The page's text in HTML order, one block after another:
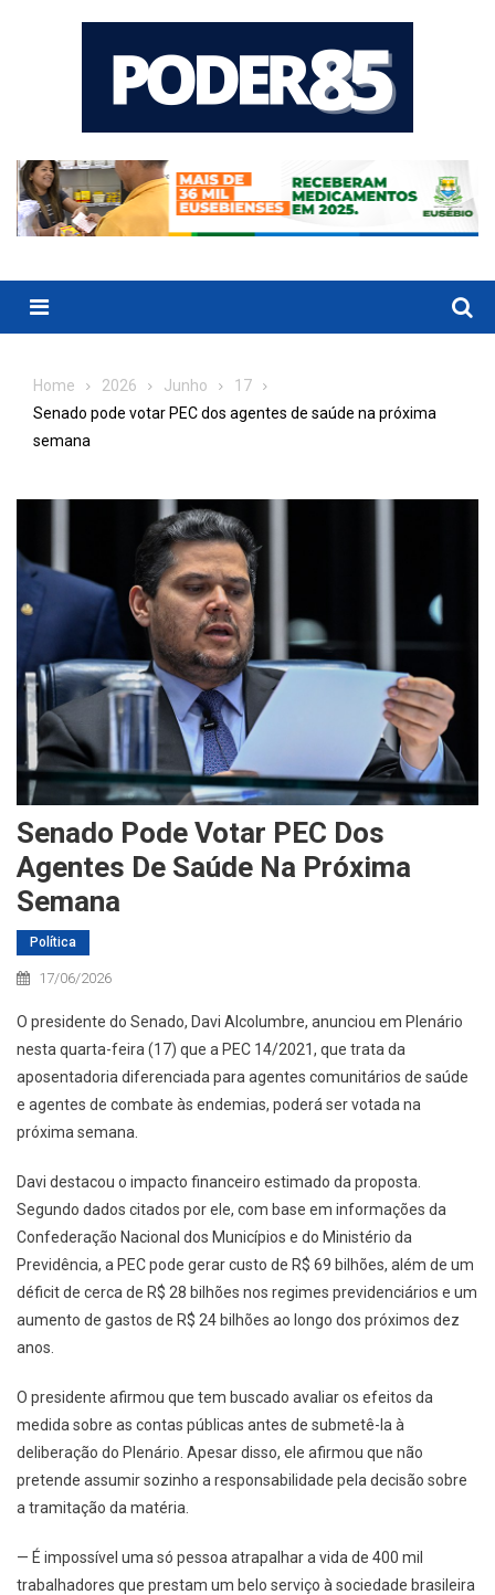
Menu
Home 2026 Junho
17
Senado pode votar PEC dos agentes de saúde na próxima
semana
Senado Pode Votar PEC Dos
Agentes De Saúde Na Próxima
Semana
Política
17/06/2026
O presidente do Senado, Davi Alcolumbre, anunciou em Plenário
nesta quarta-feira (17) que a PEC 14/2021, que trata da
aposentadoria diferenciada para agentes comunitários de saúde
e agentes de combate às endemias, poderá ser votada na
próxima semana.
Davi destacou o impacto financeiro estimado da proposta.
Segundo dados citados por ele, com base em informações da
Confederação Nacional dos Municípios e do Ministério da
Previdência, a PEC pode gerar custo de R$ 69 bilhões, além de um
déficit de cerca de R$ 28 bilhões nos regimes previdenciários e um
aumento de gastos de R$ 24 bilhões ao longo dos próximos dez
anos.
O presidente afirmou que tem buscado avaliar os efeitos da
medida sobre as contas públicas antes de submetê-la à
deliberação do Plenário. Apesar disso, ele afirmou que não
pretende assumir sozinho a responsabilidade pela decisão sobre
a tramitação da matéria.
— É impossível uma só pessoa atrapalhar a vida de 400 mil
trabalhadores que prestam um belo serviço à sociedade brasileira